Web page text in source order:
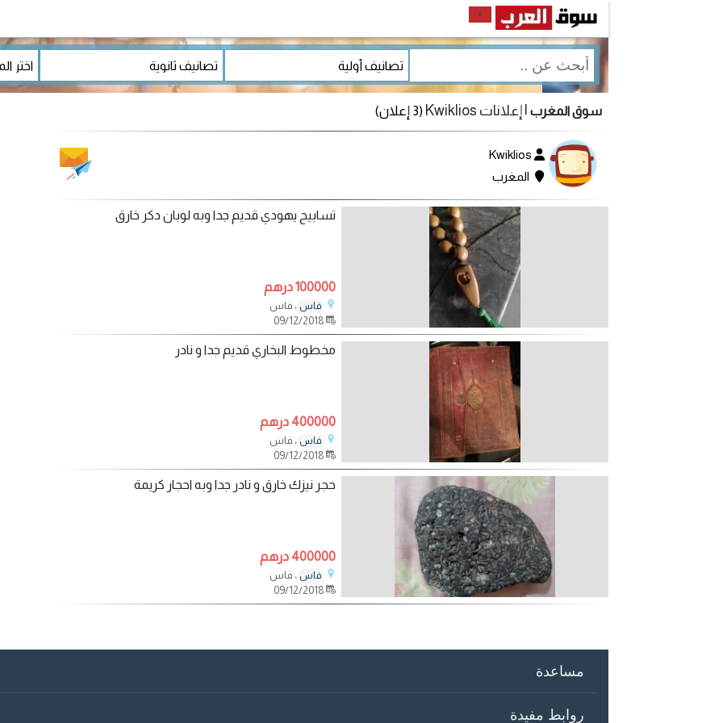
سوق المغرب | إعلانات Kwiklios (3 إعلان)
المغرب
تسابيح يهودي قديم جدا وبه لوبان دكر خارق
100000 درهم
فاس ، فاس
مخطوط البخاري قديم جدا و نادر
400000 درهم
فاس ، فاس
حجر نيزك خارق و نادر جدا وبه احجار كريمة
400000 درهم
فاس ، فاس
مساعدة
روابط مفيدة